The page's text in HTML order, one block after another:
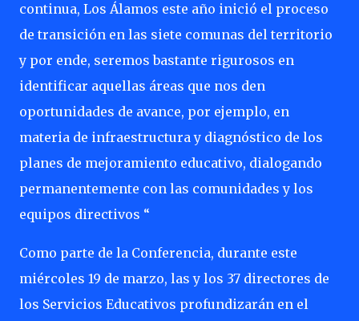
continua, Los Álamos este año inició el proceso
de transición en las siete comunas del territorio
y por ende, seremos bastante rigurosos en
identificar aquellas áreas que nos den
oportunidades de avance, por ejemplo, en
materia de infraestructura y diagnóstico de los
planes de mejoramiento educativo, dialogando
permanentemente con las comunidades y los
equipos directivos “
Como parte de la Conferencia, durante este
miércoles 19 de marzo, las y los 37 directores de
los Servicios Educativos profundizarán en el